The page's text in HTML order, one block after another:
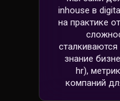
inhouse в
на практике
сталкиваются
знание
hr),
компаний